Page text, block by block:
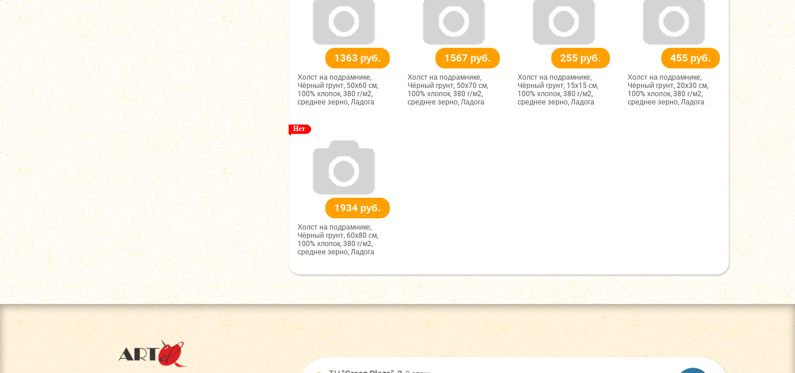
1363 руб.
Холст на подрамнике,
Чёрный грунт, 50x60 см,
100% хлопок, 380 г/м2,
среднее зерно, Ладога
1567 руб.
Холст на подрамнике,
Чёрный грунт, 50x70 см,
100% хлопок, 380 г/м2,
среднее зерно, Ладога
255 руб.
Холст на подрамнике,
Чёрный грунт, 15x15 см,
100% хлопок, 380 г/м2,
среднее зерно, Ладога
455 руб.
Холст на подрамнике,
Чёрный грунт, 20x30 см,
100% хлопок, 380 г/м2,
среднее зерно, Ладога
1934 руб.
Холст на подрамнике,
Чёрный грунт, 60x80 см,
100% хлопок, 380 г/м2,
среднее зерно, Ладога